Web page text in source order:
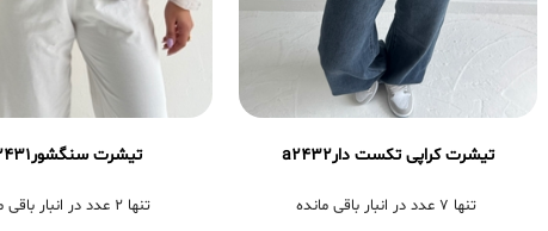
تیشرت کراپی تکست دارa2432
تنها 7 عدد در انبار باقی مانده
تیشرت سنگشورa2431
تنها 2 عدد در انبار باقی مانده